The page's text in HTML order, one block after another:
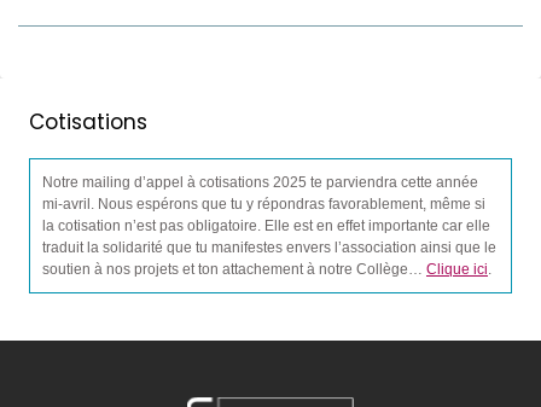
Cotisations
Notre mailing d’appel à cotisations 2025 te parviendra cette année
mi-avril. Nous espérons que tu y répondras favorablement, même si
la cotisation n’est pas obligatoire. Elle est en effet importante car elle
traduit la solidarité que tu manifestes envers l’association ainsi que le
soutien à nos projets et ton attachement à notre Collège… Clique ici.